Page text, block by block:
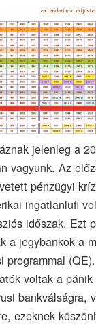
jelenleg a
vagyunk. Az
pénzügyi
ingatlanlufi
időszak. Ezt
a jegybankok a
programmal
voltak a pánik
bankválságra,
ezeknek